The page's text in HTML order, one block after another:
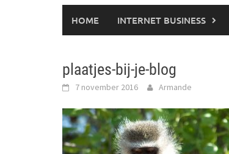
HOME INTERNET BUSINESS
plaatjes-bij-je-blog
7 november 2016 Armande